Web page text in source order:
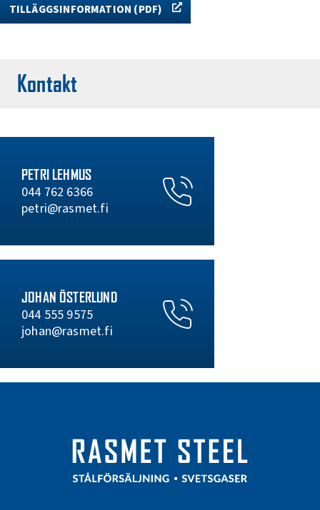
TILLÄGGSINFORMATION (PDF)
Kontakt
PETRI LEHMUS
044 762 6366
petri@rasmet.fi
JOHAN ÖSTERLUND
044 555 9575
johan@rasmet.fi